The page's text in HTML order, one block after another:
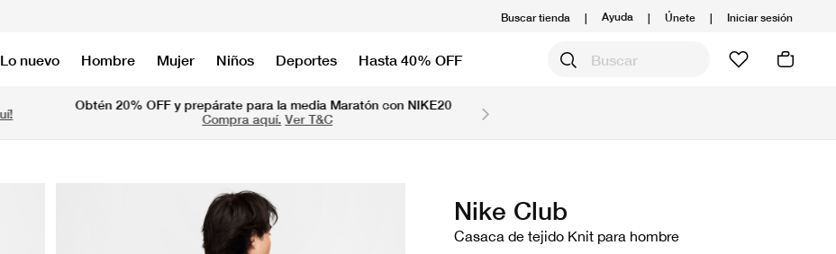
Buscar tienda | Ayuda | Únete | Iniciar sesión
Lo nuevo Hombre Mujer Niños Deportes Hasta 40% OFF
Obtén 20% OFF y prepárate para la media Maratón con NIKE20
Compra aquí. Ver T&C
Nike Club
Casaca de tejido Knit para hombre